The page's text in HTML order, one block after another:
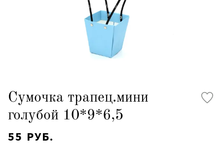
Сумочка трапец.мини
голубой 10*9*6,5
55 РУБ.